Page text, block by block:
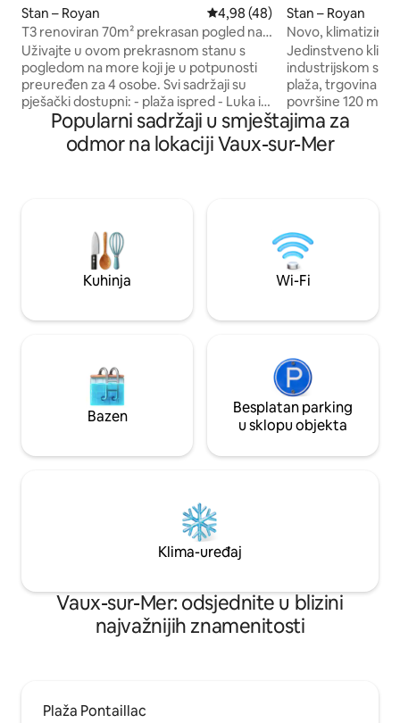
Stan – Royan Prosječna ocjena: 4,98/5,
4,98 (48)
T3 renoviran 70m² prekrasan pogled na
more
Uživajte u ovom prekrasnom stanu s
pogledom na more koji je u potpunosti
preuređen za 4 osobe. Svi sadržaji su
pješački dostupni: - plaža ispred - Luka i
arkade udaljeni su 5 minuta. - Tržnica i
Thalasso udaljeni su 10 minuta Objekt se
sastoji od: - Vrlo dobro opremljena
kuhanje - 2 kupaonice s tušem - Spavaća
soba s krevetom širine 160 cm i
ormarom + komoda - jedna spavaća
soba s 2 kreveta širine 90 cm + privatna
Stan – Royan
Novo,
srcu Royana
Jedinstveno
industrijskom stilu
plaža, trgovina i
površine 120 m²,
bivšoj školi Jules
ima dnevni
spavaću sobu,
krevet). Iz
pogled na more.
mjesta
Popularni sadržaji u smještajima za
odmor na lokaciji Vaux-sur-Mer
Kuhinja Wi-Fi
Bazen
Besplatan parking
u sklopu objekta
Klima-uređaj
Vaux-sur-Mer: odsjednite u blizini
najvažnijih znamenitosti
Plaža Pontaillac